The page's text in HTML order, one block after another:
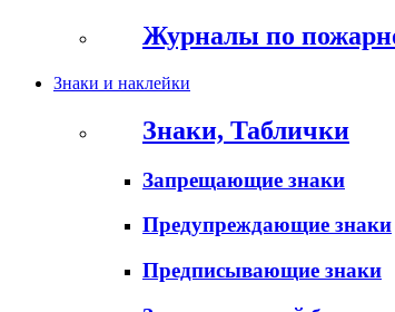
Журналы по
Знаки и наклейки
Знаки, Таблички
Запрещающие знаки
Предупреждающие знаки
Предписывающие знаки